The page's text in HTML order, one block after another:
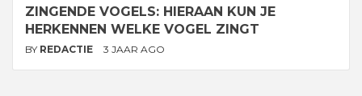
ZINGENDE VOGELS: HIERAAN KUN JE
HERKENNEN WELKE VOGEL ZINGT
BY REDACTIE 3 JAAR AGO